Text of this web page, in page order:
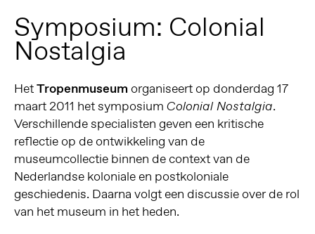
Symposium: Colonial
Nostalgia
HetTropenmuseum organiseert op donderdag 17
maart 2011 het symposium Colonial Nostalgia.
Verschillende specialisten geven een kritische
reflectie op de ontwikkeling van de
museumcollectie binnen de context van de
Nederlandse koloniale en postkoloniale
geschiedenis. Daarna volgt een discussie over de rol
van het museum in het heden.